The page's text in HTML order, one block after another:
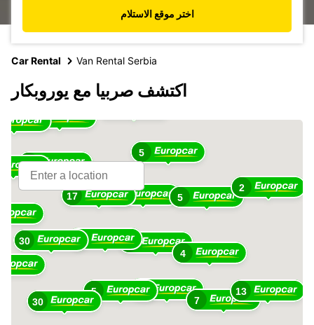
اختر موقع الاستلام
Car Rental Van Rental Serbia
اكتشف صربيا مع يوروبكار
26
16
5
4
8
13 5
7
17
5
30
30
13
2
11
11